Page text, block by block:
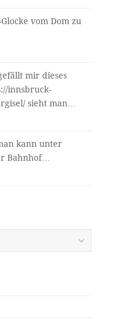
vom Dom zu
mir dieses
innsbruck-
sieht man…
kann unter
Bahnhof…